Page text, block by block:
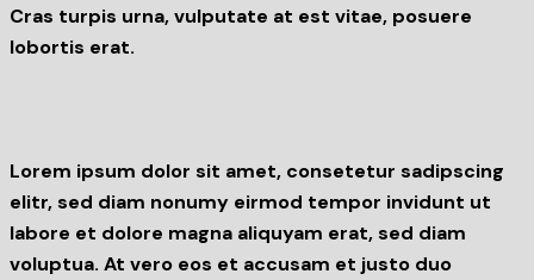
Cras turpis urna, vulputate at est vitae, posuere
lobortis erat.
Lorem ipsum dolor sit amet, consetetur sadipscing
elitr, sed diam nonumy eirmod tempor invidunt ut
labore et dolore magna aliquyam erat, sed diam
voluptua. At vero eos et accusam et justo duo